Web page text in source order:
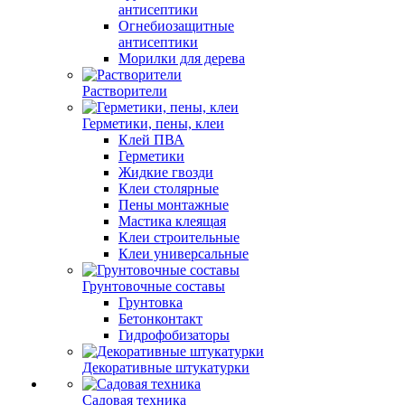
антисептики
Огнебиозащитные
антисептики
Морилки для дерева
Растворители
Герметики, пены, клеи
Клей ПВА
Герметики
Жидкие гвозди
Клеи столярные
Пены монтажные
Мастика клеящая
Клеи строительные
Клеи универсальные
Грунтовочные составы
Грунтовка
Бетонконтакт
Гидрофобизаторы
Декоративные штукатурки
Садовая техника